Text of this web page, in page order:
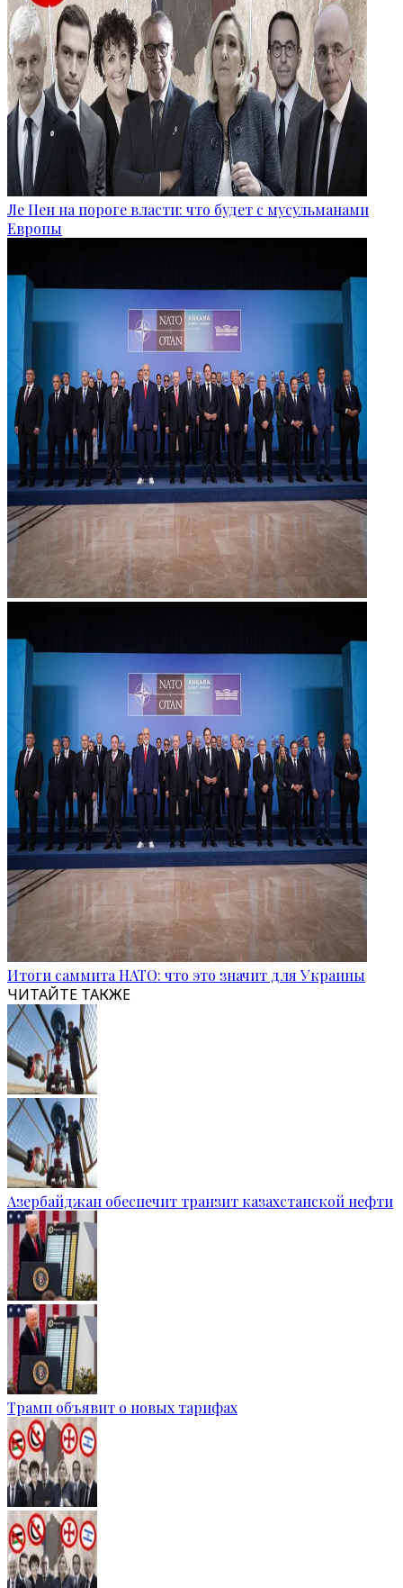
Ле Пен на пороге власти: что будет с мусульманами
Европы
Итоги саммита НАТО: что это значит для Украины
ЧИТАЙТЕ ТАКЖЕ
Азербайджан обеспечит транзит казахстанской нефти
Трамп объявит о новых тарифах